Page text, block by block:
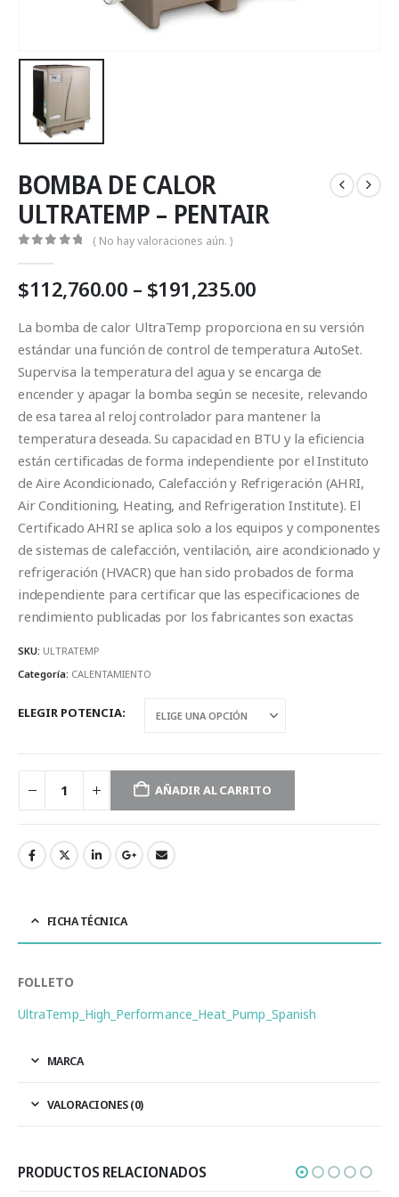
BOMBA DE CALOR
ULTRATEMP – PENTAIR
( No hay valoraciones aún. )
$112,760.00 – $191,235.00Price
$112,760.00
through
$191,235.00
La bomba de calor UltraTemp proporciona en su versión
estándar una función de control de temperatura AutoSet.
Supervisa la temperatura del agua y se encarga de
encender y apagar la bomba según se necesite, relevando
de esa tarea al reloj controlador para mantener la
temperatura deseada. Su capacidad en BTU y la eficiencia
están certificadas de forma independiente por el Instituto
de Aire Acondicionado, Calefacción y Refrigeración (AHRI,
Air Conditioning, Heating, and Refrigeration Institute). El
Certificado AHRI se aplica solo a los equipos y componentes
de sistemas de calefacción, ventilación, aire acondicionado y
refrigeración (HVACR) que han sido probados de forma
independiente para certificar que las especificaciones de
rendimiento publicadas por los fabricantes son exactas
SKU: ULTRATEMP
Categoría: CALENTAMIENTO
ELEGIR POTENCIA
AÑADIR AL CARRITO
FICHA TÉCNICA
FOLLETO
UltraTemp_High_Performance_Heat_Pump_Spanish
MARCA
VALORACIONES (0)
PRODUCTOS RELACIONADOS